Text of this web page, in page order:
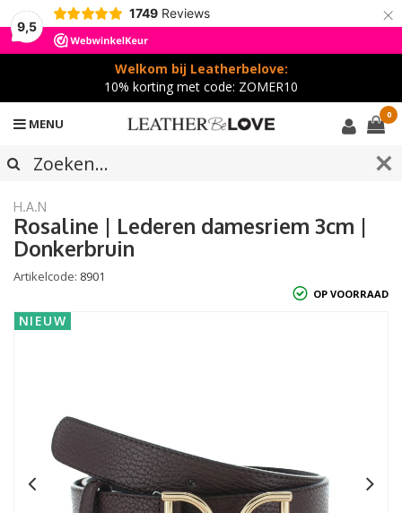
9,5
1749 Reviews ×
Welkom bij Leatherbelove:
10% korting met code: ZOMER10
MENU
0
H.A.N
Rosaline | Lederen damesriem 3cm |
Donkerbruin
Artikelcode: 8901
OP VOORRAAD
NIEUW